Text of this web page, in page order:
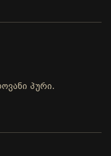
პური.